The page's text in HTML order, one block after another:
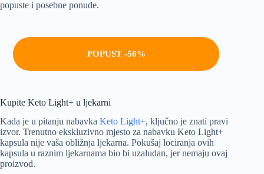
popuste i posebne ponude.
POPUST -50%
Kupite Keto Light+ u ljekarni
Kada je u pitanju nabavka Keto Light+, ključno je znati pravi
izvor. Trenutno ekskluzivno mjesto za nabavku Keto Light+
kapsula nije vaša obližnja ljekarna. Pokušaj lociranja ovih
kapsula u raznim ljekarnama bio bi uzaludan, jer nemaju ovaj
proizvod.